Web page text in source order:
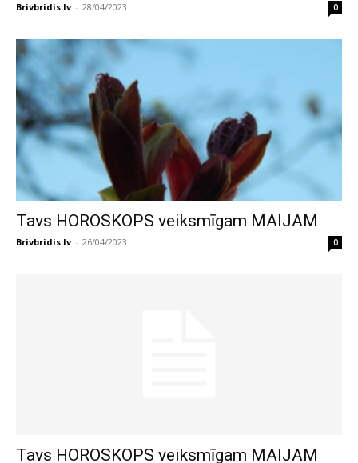
Brivbridis.lv - 28/04/2023 0
Tavs HOROSKOPS veiksmīgam MAIJAM
Brivbridis.lv - 26/04/2023 0
Tavs HOROSKOPS veiksmīgam MAIJAM